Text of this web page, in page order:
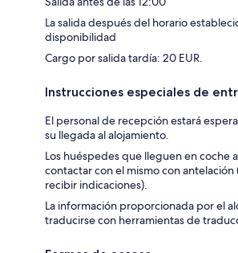
La salida después del horario
disponibilidad
Cargo por salida tardía: 20 EUR.
Instrucciones especiales de
El personal de recepción estará
su llegada al alojamiento.
Los huéspedes que lleguen en coche
contactar con el mismo con
recibir indicaciones).
La información proporcionada por el
traducirse con herramientas de